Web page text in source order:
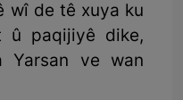
wî de tê xuya ku
û paqijiyê dike,
Yarsan ve wan